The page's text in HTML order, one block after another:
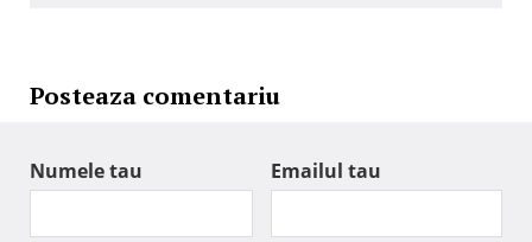
Posteaza comentariu
Numele tau Emailul tau